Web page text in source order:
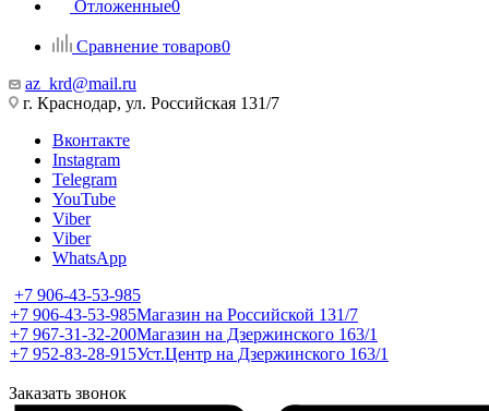
Отложенные0
Сравнение товаров0
az_krd@mail.ru
г. Краснодар, ул. Российская 131/7
Вконтакте
Instagram
Telegram
YouTube
Viber
Viber
WhatsApp
+7 906-43-53-985
+7 906-43-53-985Магазин на Российской 131/7
+7 967-31-32-200Магазин на Дзержинского 163/1
+7 952-83-28-915Уст.Центр на Дзержинского 163/1
Заказать звонок